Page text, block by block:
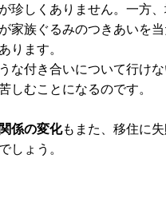
珍しくありません。一方
家族ぐるみのつきあいを
ります。
な付き合いについて行け
しむことになるのです。
係の変化もまた、移住に
しょう。